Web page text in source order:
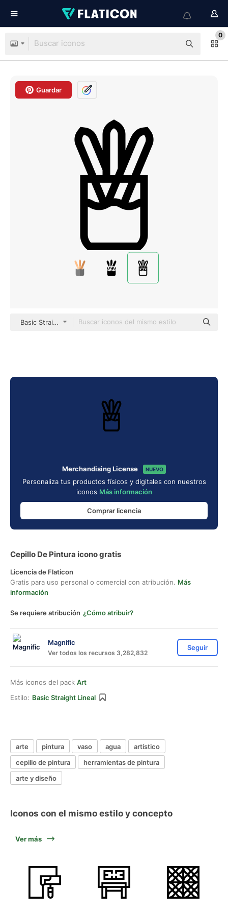
0
Guardar
Basic Straight Lineal
Merchandising License NUEVO
Personaliza tus productos físicos y digitales con nuestros
iconos Más información
Comprar licencia
Cepillo De Pintura icono gratis
Licencia de Flaticon
Gratis para uso personal o comercial con atribución. Más
información
Se requiere atribución ¿Cómo atribuir?
Magnific
Ver todos los recursos 3,282,832
Seguir
Más iconos del pack Art
Estilo: Basic Straight Lineal
arte pintura vaso agua
artístico
cepillo de pintura
herramientas de pintura
arte y diseño
Iconos con el mismo estilo y concepto
Ver más